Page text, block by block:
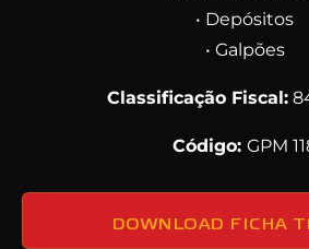
• Depósitos
• Galpões
Classificação Fiscal:
Código: GPM
DOWNLOAD FICHA